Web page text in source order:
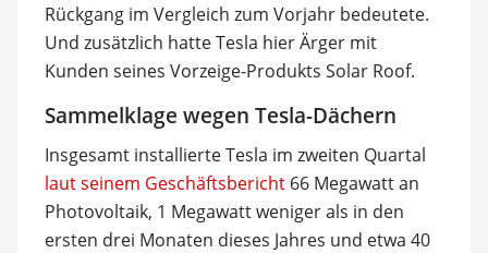
Rückgang im Vergleich zum Vorjahr bedeutete.
Und zusätzlich hatte Tesla hier Ärger mit
Kunden seines Vorzeige-Produkts Solar Roof.
Sammelklage wegen Tesla-Dächern
Insgesamt installierte Tesla im zweiten Quartal
laut seinem Geschäftsbericht66 Megawatt an
Photovoltaik, 1 Megawatt weniger als in den
ersten drei Monaten dieses Jahres und etwa 40